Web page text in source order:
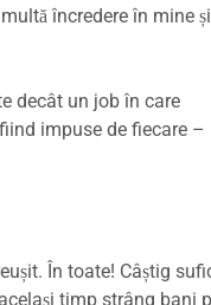
încredere în mine
decât un job în care
impuse de fiecare –
În toate! Câștig
timp strâng bani